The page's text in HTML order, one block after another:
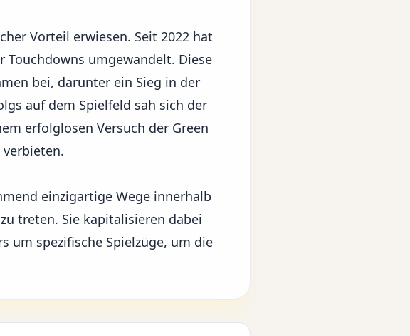
Vorteil erwiesen. Seit 2022 hat
Touchdowns umgewandelt. Diese
bei, darunter ein Sieg in der
auf dem Spielfeld sah sich der
erfolglosen Versuch der Green
einzigartige Wege innerhalb
treten. Sie kapitalisieren dabei
um spezifische Spielzüge, um die